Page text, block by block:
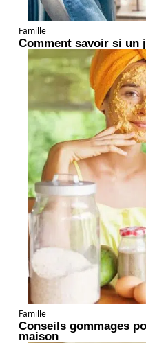
Famille
Comment savoir si un
Famille
Conseils gommages
maison